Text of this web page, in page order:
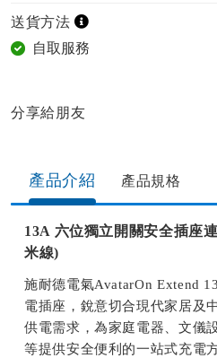
送貨方法
自取服務
分享給朋友​
產品介紹 產品規格​
13A 六位獨立開關安全插座
米線)
施耐德電氣AvatarOn Extend
電插座，銳意切合現代家居及
供電需求，為家庭電器、文儀
等提供安全便利的一站式充電